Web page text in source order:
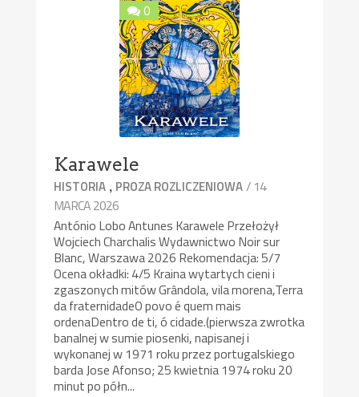
0
Karawele
HISTORIA , PROZA ROZLICZENIOWA/ 14
MARCA 2026
António Lobo Antunes Karawele Przełożył
Wojciech Charchalis Wydawnictwo Noir sur
Blanc, Warszawa 2026 Rekomendacja: 5/7
Ocena okładki: 4/5 Kraina wytartych cieni i
zgaszonych mitów Grândola, vila morena,Terra
da fraternidadeO povo é quem mais
ordenaDentro de ti, ó cidade.(pierwsza zwrotka
banalnej w sumie piosenki, napisanej i
wykonanej w 1971 roku przez portugalskiego
barda Jose Afonso; 25 kwietnia 1974 roku 20
minut po półn...